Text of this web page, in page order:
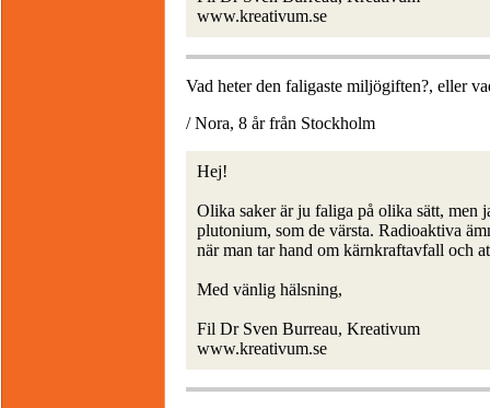
www.kreativum.se
Vad heter den faligaste miljögiften?, eller
/ Nora, 8 år från Stockholm
Hej!
Olika saker är ju faliga på olika sätt, men
plutonium, som de värsta. Radioaktiva
när man tar hand om kärnkraftavfall och
Med vänlig hälsning,
Fil Dr Sven Burreau, Kreativum
www.kreativum.se